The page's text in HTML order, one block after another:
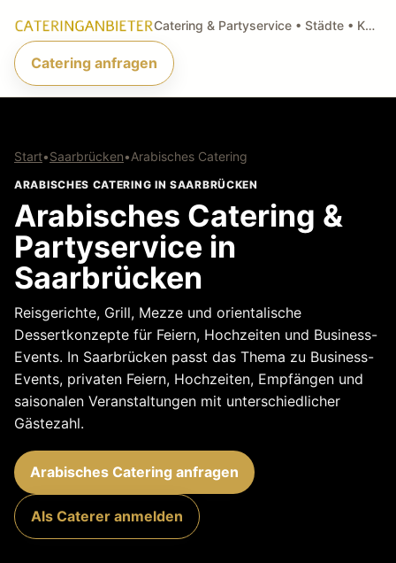
Catering & Partyservice • Städte • Küchenarten • Anfragen
Catering anfragen
Start•Saarbrücken•Arabisches Catering
ARABISCHES CATERING IN SAARBRÜCKEN
Arabisches Catering &
Partyservice in
Saarbrücken
Reisgerichte, Grill, Mezze und orientalische
Dessertkonzepte für Feiern, Hochzeiten und Business-
Events. In Saarbrücken passt das Thema zu Business-
Events, privaten Feiern, Hochzeiten, Empfängen und
saisonalen Veranstaltungen mit unterschiedlicher
Gästezahl.
Arabisches Catering anfragen
Als Caterer anmelden